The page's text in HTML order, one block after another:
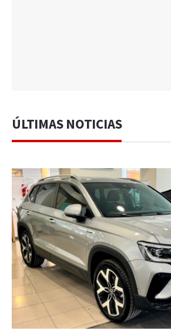
ÚLTIMAS NOTICIAS